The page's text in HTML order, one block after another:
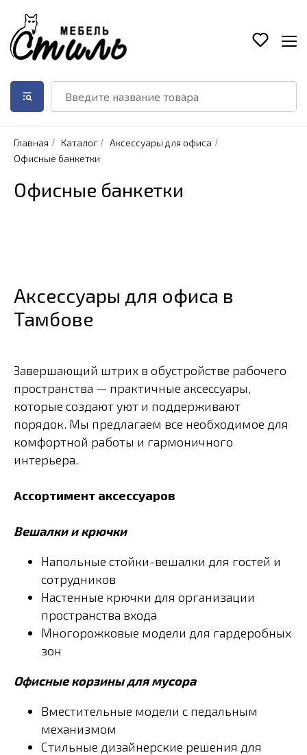
Главная / Каталог / Аксессуары для офиса /
Офисные банкетки
Офисные банкетки
Аксессуары для офиса в
Тамбове
Завершающий штрих в обустройстве рабочего
пространства — практичные аксессуары,
которые создают уют и поддерживают
порядок. Мы предлагаем все необходимое для
комфортной работы и гармоничного
интерьера.
Ассортимент аксессуаров
Вешалки и крючки
Напольные стойки-вешалки для гостей и
сотрудников
Настенные крючки для организации
пространства входа
Многорожковые модели для гардеробных
зон
Офисные корзины для мусора
Вместительные модели с педальным
механизмом
Стильные дизайнерские решения для